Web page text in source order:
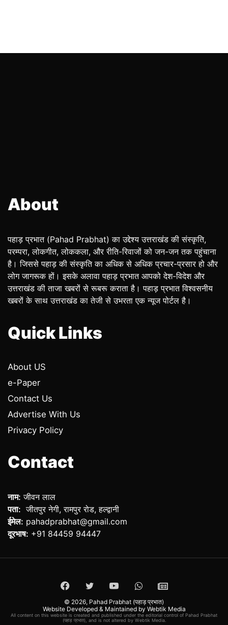
About
पहाड़ प्रभात (Pahad Prabhat) का उद्देश्य उत्तराखंड की संस्कृति,
परम्परा, लोकगीत, लोककला, और रीति-रिवाजों को जन-जन तक पहुंचाना
है। जिससे पहाड़ की संस्कृति का अधिक से अधिक प्रचार-प्रसार हो और
लोग जागरूक हों। इसके अलावा पहाड़ प्रभात आपको देश-विदेश और
उत्तराखंड की ताजा खबरों से रूबरू कराता है। पहाड़ प्रभात विश्वसनीय
खबरों के साथ उत्तराखंड का तेजी से उभरता एक न्यूज पोर्टल है।
Quick Links
About US
e-Paper
Contact Us
Advertise With Us
Privacy Policy
Contact
नाम: जीवन लाल
पता: जीतपुर नेगी, रामपुर रोड, हल्द्वानी
ईमेल: pahadprabhat@gmail.com
दूरभाष: +91 84459 94447
Facebook
TwitterYouTubeWhatsApp
ePaper
© 2026, Pahad Prabhat (पहाड़ प्रभात)
Website Developed & Maintained by Webtik Media
All content on this website is created and published under the editorial control of Pahad Prabhat
(पहाड़ प्रभात), and is not altered by Webtik Media.